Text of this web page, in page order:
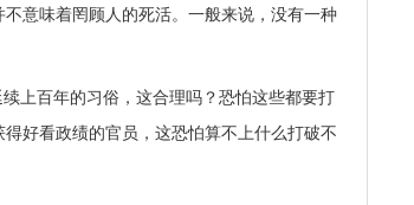
意味着罔顾人的死活。一般来说，没有一种
上百年的习俗，这合理吗？恐怕这些都要打
好看政绩的官员，这恐怕算不上什么打破不